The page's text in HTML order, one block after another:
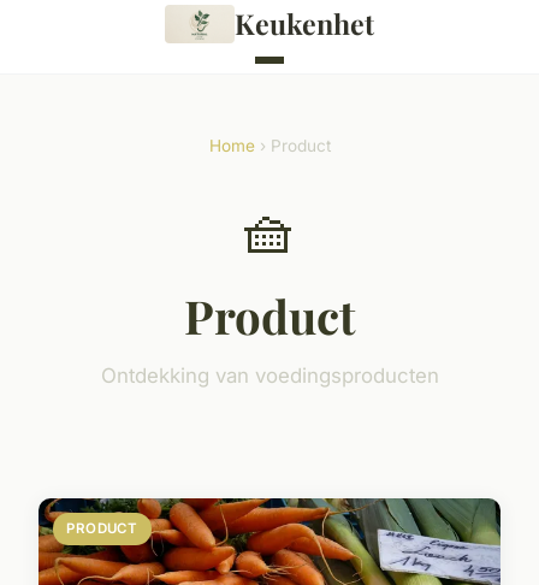
Keukenhet
Home› Product
🧺
Product
Ontdekking van voedingsproducten
PRODUCT